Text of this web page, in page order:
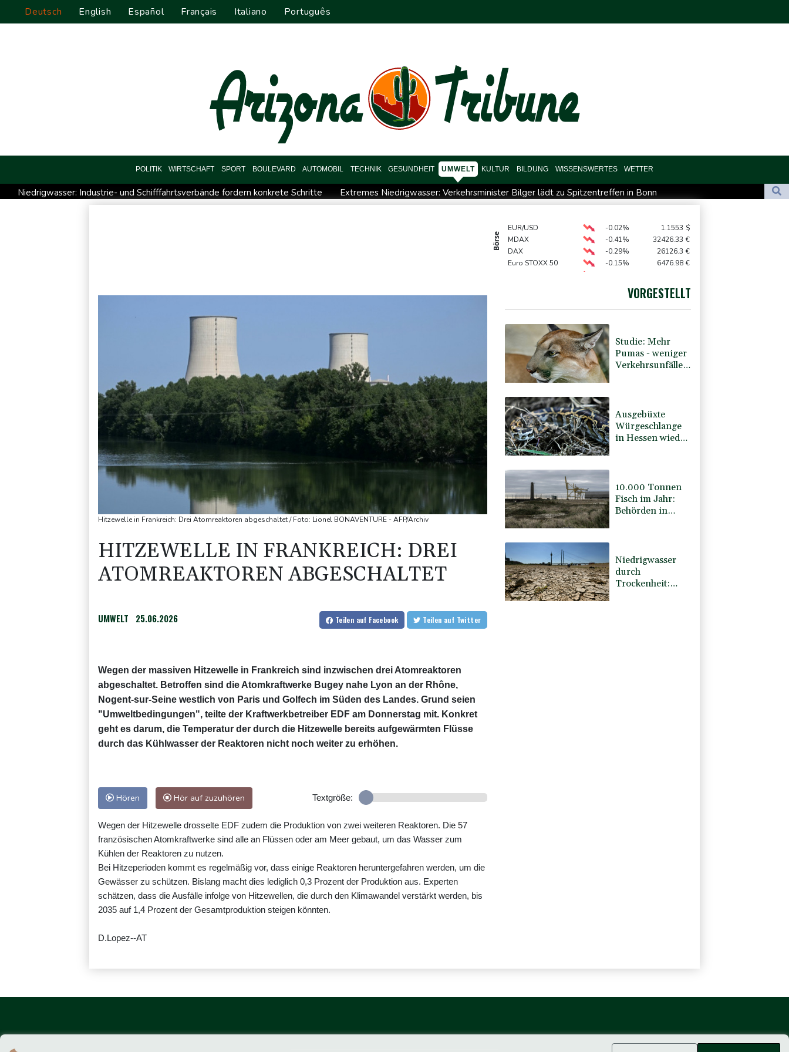
Deutsch English Español Français Italiano Português
POLITIK WIRTSCHAFT SPORT BOULEVARD AUTOMOBIL TECHNIK GESUNDHEIT UMWELT KULTUR BILDUNG WISSENSWERTES WETTER
Niedrigwasser: Industrie- und Schifffahrtsverbände fordern konkrete Schritte
Extremes Niedrigwasser: Verkehrsminister Bilger lädt zu Spitzentreffen in Bonn
Investoren-Affäre: Fifa-Spitze stellt sich "uneingeschränkt" hinter Infantino
Wissenschaftler bestätigen: Schrottteil von SpaceX-Rakete auf Mond eingeschlagen
Niedrigwasser: Ex-Umweltministerin Lemke fordert grundsätzliche Gegenmaßnahmen
Börse
EUR/USD -0.02% 1.1553 $
MDAX
-0.41% 32426.33 €
DAX
-0.29% 26126.3 €
Euro STOXX 50
-0.15% 6476.98 €
-0.89% 3946.73 €
4323.9 $
Hitzewelle in Frankreich: Drei Atomreaktoren abgeschaltet / Foto: Lionel BONAVENTURE - AFP/Archiv
HITZEWELLE IN FRANKREICH: DREI
ATOMREAKTOREN ABGESCHALTET
UMWELT 25.06.2026 Teilen auf Facebook Teilen auf Twitter
Wegen der massiven Hitzewelle in Frankreich sind inzwischen drei Atomreaktoren
abgeschaltet. Betroffen sind die Atomkraftwerke Bugey nahe Lyon an der Rhône,
Nogent-sur-Seine westlich von Paris und Golfech im Süden des Landes. Grund seien
"Umweltbedingungen", teilte der Kraftwerkbetreiber EDF am Donnerstag mit. Konkret
geht es darum, die Temperatur der durch die Hitzewelle bereits aufgewärmten Flüsse
durch das Kühlwasser der Reaktoren nicht noch weiter zu erhöhen.
Hören Hör auf zuzuhören Textgröße:
Wegen der Hitzewelle drosselte EDF zudem die Produktion von zwei weiteren Reaktoren. Die 57
französischen Atomkraftwerke sind alle an Flüssen oder am Meer gebaut, um das Wasser zum
Kühlen der Reaktoren zu nutzen.
Bei Hitzeperioden kommt es regelmäßig vor, dass einige Reaktoren heruntergefahren werden, um die
Gewässer zu schützen. Bislang macht dies lediglich 0,3 Prozent der Produktion aus. Experten
schätzen, dass die Ausfälle infolge von Hitzewellen, die durch den Klimawandel verstärkt werden, bis
2035 auf 1,4 Prozent der Gesamtproduktion steigen könnten.
D.Lopez--AT
VORGESTELLT
Studie: Mehr
Pumas - weniger
Verkehrsunfälle
Ausgebüxte
Würgeschlange
in Hessen wieder
10.000 Tonnen
Fisch im Jahr:
Behörden in
Niedrigwasser
durch
Trockenheit: